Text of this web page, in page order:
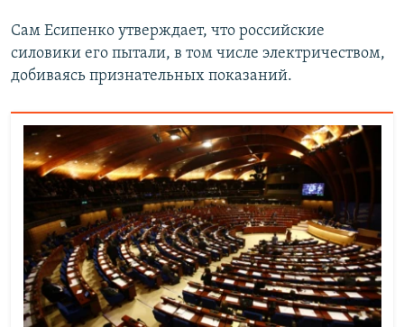
Сам Есипенко утверждает, что российские
силовики его пытали, в том числе электричеством,
добиваясь признательных показаний.